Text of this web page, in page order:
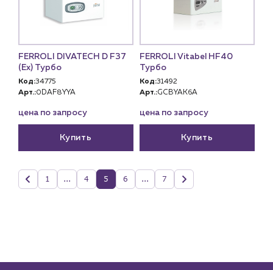
FERROLI DIVATECH D F37
(Ex) Турбо
Код:34775
Арт.:0DAF8YYA
цена по запросу
Купить
FERROLI Vitabel HF40
Турбо
Код:31492
Арт.:GCBYAK6A
цена по запросу
Купить
1 ... 4 5 6 ... 7